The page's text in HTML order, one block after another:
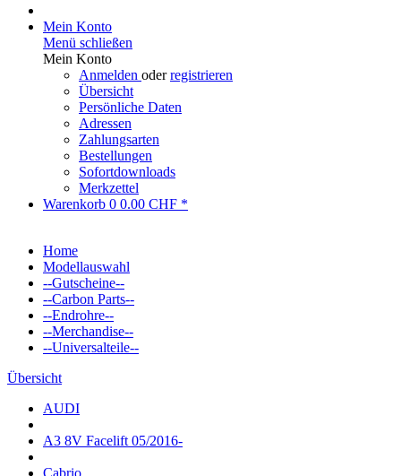
Mein Konto
Menü schließen
Mein Konto
Anmelden oderregistrieren
Übersicht
Persönliche Daten
Adressen
Zahlungsarten
Bestellungen
Sofortdownloads
Merkzettel
Warenkorb 0 0.00 CHF *
Home
Modellauswahl
--Gutscheine--
--Carbon Parts--
--Endrohre--
--Merchandise--
--Universalteile--
Übersicht
AUDI
A3 8V Facelift 05/2016-
Cabrio